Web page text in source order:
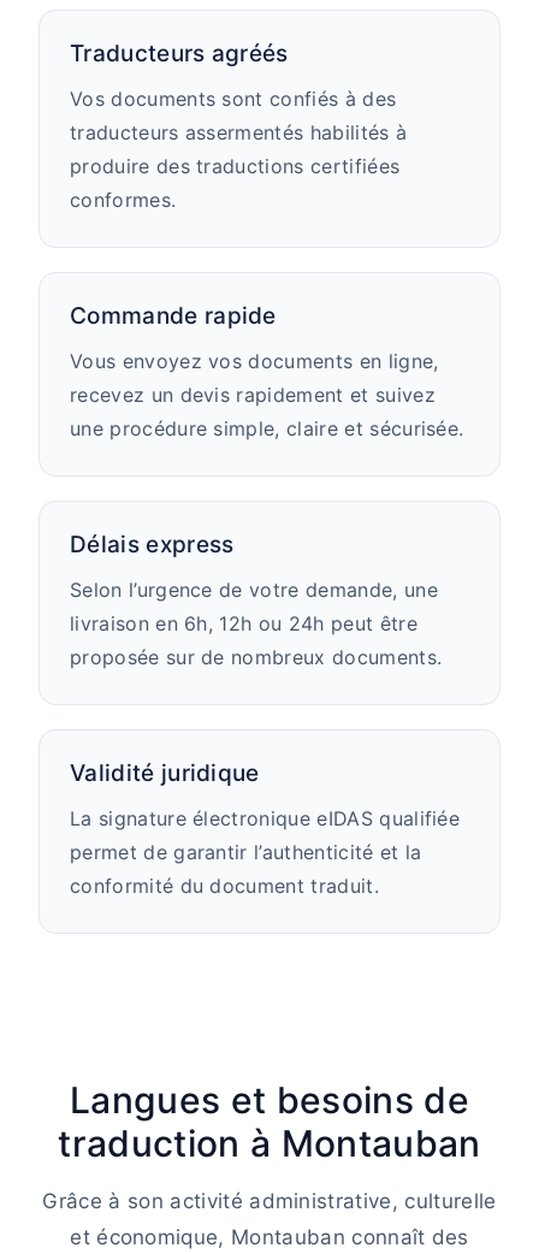
Traducteurs agréés
Vos documents sont confiés à des
traducteurs assermentés habilités à
produire des traductions certifiées
conformes.
Commande rapide
Vous envoyez vos documents en ligne,
recevez un devis rapidement et suivez
une procédure simple, claire et sécurisée.
Délais express
Selon l’urgence de votre demande, une
livraison en 6h, 12h ou 24h peut être
proposée sur de nombreux documents.
Validité juridique
La signature électronique eIDAS qualifiée
permet de garantir l’authenticité et la
conformité du document traduit.
Langues et besoins de
traduction à Montauban
Grâce à son activité administrative, culturelle
et économique, Montauban connaît des